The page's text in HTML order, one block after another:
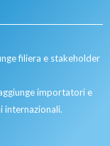
filiera e stakeholder
importatori e
internazionali.